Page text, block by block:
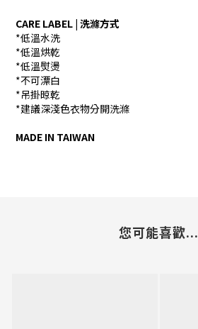
CARE LABEL | 洗滌方式
*低溫水洗
*低溫烘乾
*低溫熨燙
*不可漂白
*吊掛晾乾
*建議深淺色衣物分開洗滌
MADE IN TAIWAN
您可能喜歡...